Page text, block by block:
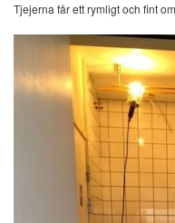
Tjejerna får ett rymligt och fint